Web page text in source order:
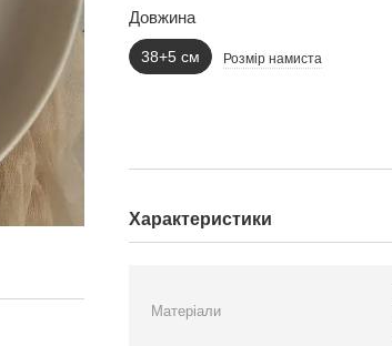
Довжина
38+5 см Розмір намиста
Характеристики
Матеріали